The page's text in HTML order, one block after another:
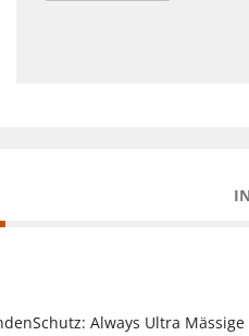
Always Ultra